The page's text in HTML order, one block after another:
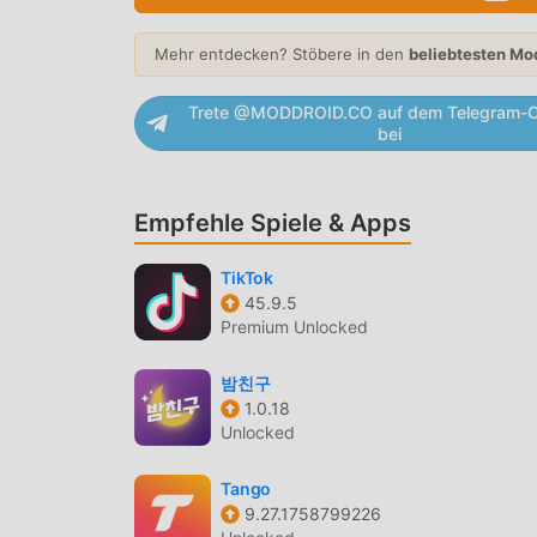
EINZIGARTIGER MOD
moddroid stellt nicht nur originale Etim 0.0.3
umfassendsten Funktionalität. Darüber hinaus
kostenlos und verfügbar. Jetzt müssen Sie
JETZT DOWNLOADEN
Klicken Sie einfach auf die Download-
kostenlose Mod-Version Etim 0.0.3 im
warten weitere kostenlose beliebte Mod-Apps
Mehr entdecken? Stöbere in den beliebtesten
Trete @MODDROID.CO auf dem Telegram-
bei
Empfehle Spiele & Apps
TikTok
45.9.5
Premium Unlocked
밤친구
1.0.18
Unlocked
Tango
9.27.1758799226